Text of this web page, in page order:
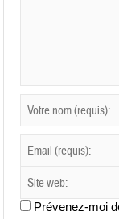
Prévenez-moi